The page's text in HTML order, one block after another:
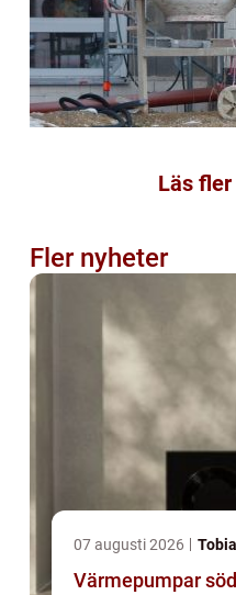
Läs
Fler nyheter
07 augusti 2026
Värmepumpar